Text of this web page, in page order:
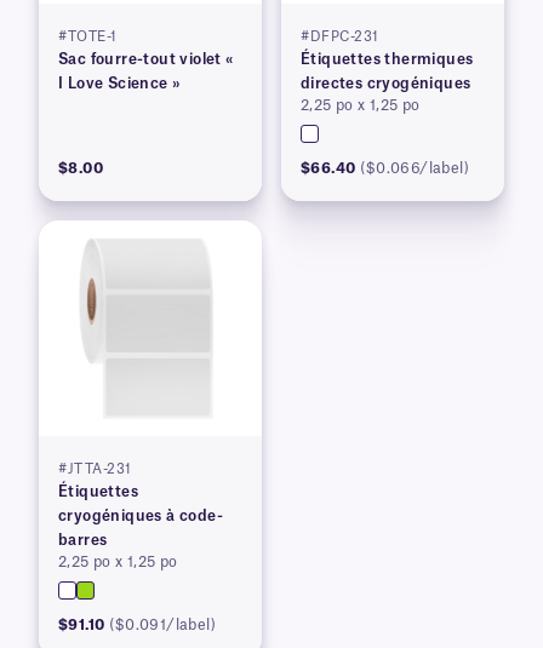
#TOTE-1
Sac fourre-tout violet «
I Love Science »
$8.00
#DFPC-231
Étiquettes thermiques
directes cryogéniques
2,25 po x 1,25 po
$66.40 ($0.066/label)
#JTTA-231
Étiquettes
cryogéniques à code-
barres
2,25 po x 1,25 po
$91.10 ($0.091/label)